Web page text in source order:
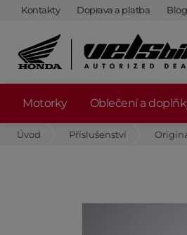
Kontakty Doprava a platba Blog
Motorky Oblečení a
Úvod Příslušenství